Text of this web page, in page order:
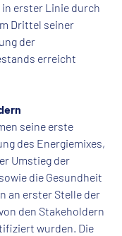
erster Linie durch
Drittel seiner
der
erreicht
seine erste
des Energiemixes,
Umstieg der
die Gesundheit
an erster Stelle der
den Stakeholdern
wurden. Die